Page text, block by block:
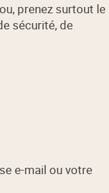
prenez surtout le
sécurité, de
e-mail ou votre